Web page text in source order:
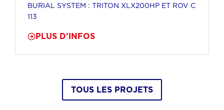
BURIAL SYSTEM : TRITON XLX200HP ET ROV C
113
PLUS D’INFOS
TOUS LES PROJETS